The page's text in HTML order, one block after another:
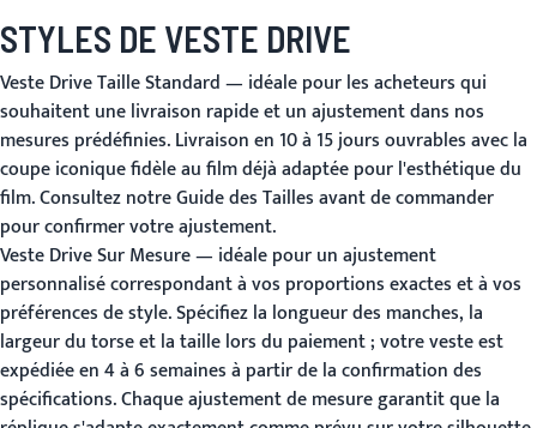
STYLES DE VESTE DRIVE
Veste Drive Taille Standard— idéale pour les acheteurs qui
souhaitent une livraison rapide et un ajustement dans nos
mesures prédéfinies. Livraison en 10 à 15 jours ouvrables avec la
coupe iconique fidèle au film déjà adaptée pour l'esthétique du
film. Consultez notreGuide des Taillesavant de commander
pour confirmer votre ajustement.
Veste Drive Sur Mesure— idéale pour un ajustement
personnalisé correspondant à vos proportions exactes et à vos
préférences de style. Spécifiez la longueur des manches, la
largeur du torse et la taille lors du paiement ; votre veste est
expédiée en 4 à 6 semaines à partir de la confirmation des
spécifications. Chaque ajustement de mesure garantit que la